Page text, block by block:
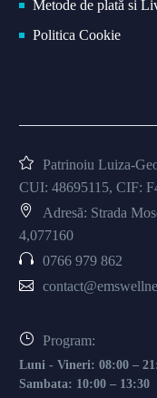
Metode de plată si
Politica Cookie
Patrinoiu Luiza-
CUI: 48695115, CIF:
Adresă: Strada
4,077160
0766 979 862
Program:
Luni - Vineri: 08:00 –
Sambata: 10:00 – 13:30